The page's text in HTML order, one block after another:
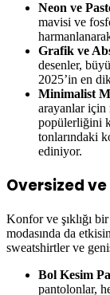
Neon ve
mavisi ve
Grafik ve
desenler,
2025’in en
Minimalist
arayanlar
popülerliğini
tonlarındaki
ediniyor.
Oversized
Konfor ve şıklığı
modasında da
sweatshirtler ve
Bol Kesim
pantolonlar,